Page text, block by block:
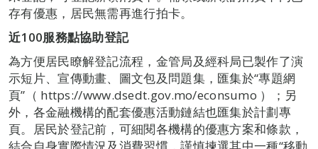
存有優惠，居民無需再進行拍卡。
近100服務點協助登記
為方便居民瞭解登記流程，金管局及經科局已製作了演
示短片、宣傳動畫、圖文包及問題集，匯集於“專題網
頁”（ https://www.dsedt.gov.mo/econsumo ）；另
外，各金融機構的配套優惠活動鏈結也匯集於計劃專
頁。居民於登記前，可細閱各機構的優惠方案和條款，